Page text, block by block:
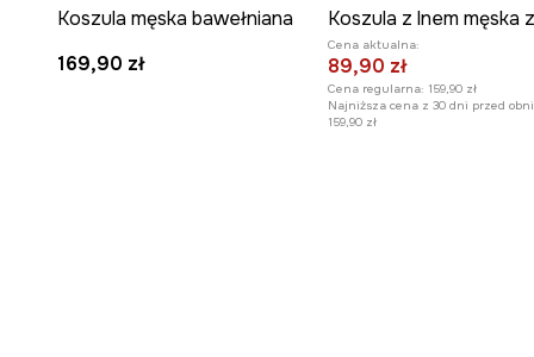
Koszula męska bawełniana
169,90 zł
Cena aktualna:
89,90 zł
Cena regularna: 159,90 zł
Najniższa cena z 30 dni przed
159,90 zł